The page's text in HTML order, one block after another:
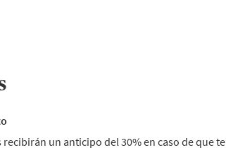
un anticipo del 30% en caso de que te